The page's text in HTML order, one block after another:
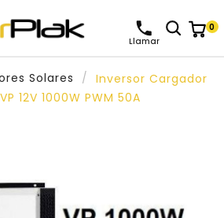
Llamar
0
Solares
Inversor Cargador
12V 1000W PWM 50A